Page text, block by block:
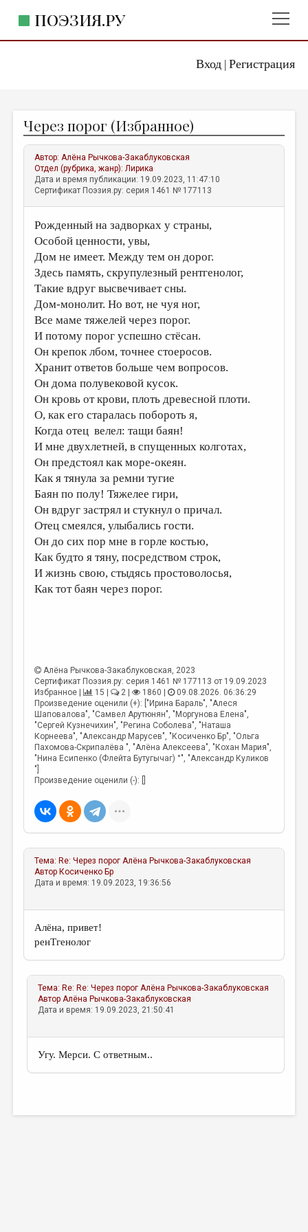
Вход| Регистрация
ПОЭЗИЯ.РУ
ЖАНРЫ
АВТОРЫ
КОММЕНТАРИИ
ЛИТСАЛОН
НОВОСТИ
ПРАВИЛА САЙТА
ОТДЕЛЫ И РУБРИКИ
ИЗБРАННОЕ
ДАЙДЖЕСТ
ПРОИЗВЕДЕНИЯ
ПЕРЕВОДЫ
КОНКУРСЫ
ДЕТСКАЯ КОМНАТА
КНИЖНАЯ ПОЛКА
ОБЗОР ЛИТЕРАТУРЫ
СТРАНИЦЫ ПАМЯТИ
ОБЪЯВЛЕНИЯ
КОЛОНКА РЕДАКТОРА
РЕДКОЛЛЕГИЯ
ОТ РЕДАКЦИИ
ЛИТЕРАТУРОВЕДЕНИЕ
КУЛЬТУРОВЕДЕНИЕ
ПУБЛИЦИСТИКА
РЕЦЕНЗИРОВАНИЕ
ЦИКЛЫ ПУБЛИКАЦИЙ
ТРЕДИАКОВСКИЙ
МЕДИА
ВКОНТАКТЕ
Через порог (Избранное)
Автор:Алёна Рычкова-Закаблуковская
Отдел (рубрика, жанр):Лирика
Дата и время публикации: 19.09.2023, 11:47:10
Сертификат Поэзия.ру: серия 1461 № 177113
Рожденный на задворках у страны,
Особой ценности, увы,
Дом не имеет. Между тем он дорог.
Здесь память, скрупулезный рентгенолог,
Такие вдруг высвечивает сны.
Дом-монолит. Но вот, не чуя ног,
Все маме тяжелей через порог.
И потому порог успешно стёсан.
Он крепок лбом, точнее стоеросов.
Хранит ответов больше чем вопросов.
Он дома полувековой кусок.
Он кровь от крови, плоть древесной плоти.
О, как его старалась побороть я,
Когда отец велел: тащи баян!
И мне двухлетней, в спущенных колготах,
Он предстоял как море-океян.
Как я тянула за ремни тугие
Баян по полу! Тяжелее гири,
Он вдруг застрял и стукнул о причал.
Отец смеялся, улыбались гости.
Он до сих пор мне в горле костью,
Как будто я тяну, посредством строк,
И жизнь свою, стыдясь простоволосья,
Как тот баян через порог.
Алёна Рычкова-Закаблуковская, 2023
Сертификат Поэзия.ру: серия 1461 № 177113 от 19.09.2023
Избранное |
15 | 2 | 1860 |
09.08.2026. 06:36:29
Произведение оценили (+): ["Ирина Бараль", "Алеся
Шаповалова", "Самвел Арутюнян", "Моргунова Елена",
"Сергей Кузнечихин", "Регина Соболева", "Наташа
Корнеева", "Александр Марусев", "Косиченко Бр", "Ольга
Пахомова-Скрипалёва ", "Алёна Алексеева", "Кохан Мария",
"Нина Есипенко (Флейта Бутугычаг) °", "Александр Куликов
"]
Произведение оценили (-): []
Тема: Re: Через порог Алёна Рычкова-Закаблуковская
Автор Косиченко Бр
Дата и время: 19.09.2023, 19:36:56
Алёна, привет!
ренTгенолог
Тема: Re: Re: Через порог Алёна Рычкова-Закаблуковская
АвторАлёна Рычкова-Закаблуковская
Дата и время: 19.09.2023, 21:50:41
Угу. Мерси. С ответным..